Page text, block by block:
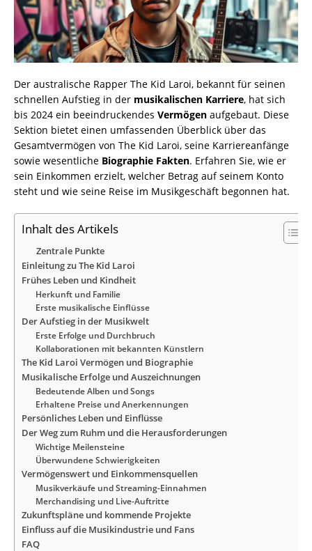
Der australische Rapper The Kid Laroi, bekannt für seinen
schnellen Aufstieg in der musikalischen Karriere, hat sich
bis 2024 ein beeindruckendes Vermögen aufgebaut. Diese
Sektion bietet einen umfassenden Überblick über das
Gesamtvermögen von The Kid Laroi, seine Karriereanfänge
sowie wesentliche Biographie Fakten. Erfahren Sie, wie er
sein Einkommen erzielt, welcher Betrag auf seinem Konto
steht und wie seine Reise im Musikgeschäft begonnen hat.
Inhalt des Artikels
Zentrale Punkte
Einleitung zu The Kid Laroi
Frühes Leben und Kindheit
Herkunft und Familie
Erste musikalische Einflüsse
Der Aufstieg in der Musikwelt
Erste Erfolge und Durchbruch
Kollaborationen mit bekannten Künstlern
The Kid Laroi Vermögen und Biographie
Musikalische Erfolge und Auszeichnungen
Bedeutende Alben und Songs
Erhaltene Preise und Anerkennungen
Persönliches Leben und Einflüsse
Der Weg zum Ruhm und die Herausforderungen
Wichtige Meilensteine
Überwundene Schwierigkeiten
Vermögenswert und Einkommensquellen
Musikverkäufe und Streaming-Einnahmen
Merchandising und Live-Auftritte
Zukunftspläne und kommende Projekte
Einfluss auf die Musikindustrie und Fans
FAQ